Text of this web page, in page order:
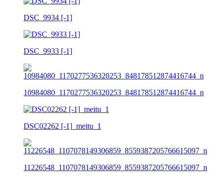
DSC_9934 [-1]
DSC_9933 [-1]
10984080_1170277536320253_848178512874416744_n
DSC02262 [-1]_meitu_1
11226548_1107078149306859_8559387205766615097_n